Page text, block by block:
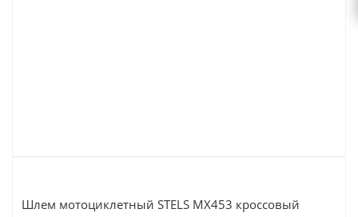
Шлем мотоциклетный STELS MX453 кроссовый